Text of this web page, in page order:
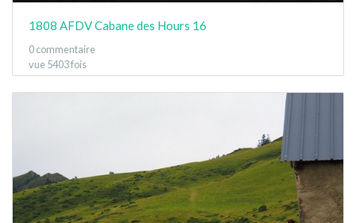
1808 AFDV Cabane des Hours 16
0 commentaire
vue 5403 fois